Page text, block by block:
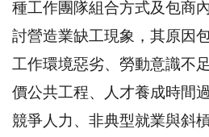
種工作團隊組合方式及包商
討營造業缺工現象，其原因
工作環境惡劣、勞動意識不
價公共工程、人才養成時間
競爭人力、非典型就業與斜